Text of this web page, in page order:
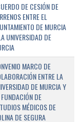
DE CESIÓN DE
ENTRE EL
DE MURCIA
UNIVERSIDAD DE
MARCO DE
ENTRE LA
DE MURCIA Y
DE
MÉDICOS DE
DE SEGURA